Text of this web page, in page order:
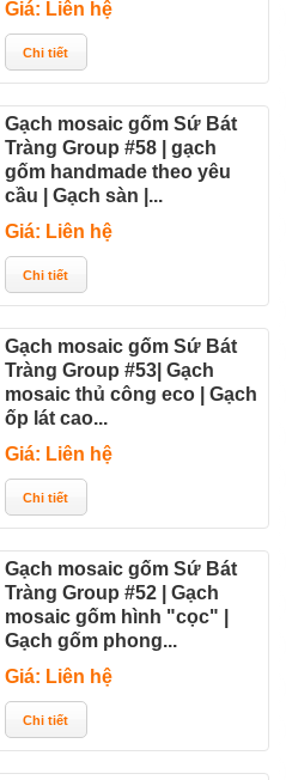
Giá: Liên hệ
Gạch mosaic gốm Sứ Bát
Tràng Group #58 | gạch
gốm handmade theo yêu
cầu | Gạch sàn |...
Giá: Liên hệ
Gạch mosaic gốm Sứ Bát
Tràng Group #53| Gạch
mosaic thủ công eco | Gạch
ốp lát cao...
Giá: Liên hệ
Gạch mosaic gốm Sứ Bát
Tràng Group #52 | Gạch
mosaic gốm hình "cọc" |
Gạch gốm phong...
Giá: Liên hệ